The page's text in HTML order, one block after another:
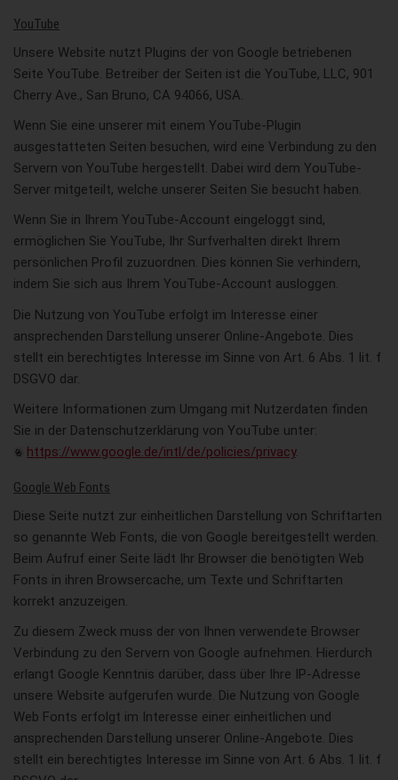
YouTube
Unsere Website nutzt Plugins der von Google betriebenen
Seite YouTube. Betreiber der Seiten ist die YouTube, LLC, 901
Cherry Ave., San Bruno, CA 94066, USA.
Wenn Sie eine unserer mit einem YouTube-Plugin
ausgestatteten Seiten besuchen, wird eine Verbindung zu den
Servern von YouTube hergestellt. Dabei wird dem YouTube-
Server mitgeteilt, welche unserer Seiten Sie besucht haben.
Wenn Sie in Ihrem YouTube-Account eingeloggt sind,
ermöglichen Sie YouTube, Ihr Surfverhalten direkt Ihrem
persönlichen Profil zuzuordnen. Dies können Sie verhindern,
indem Sie sich aus Ihrem YouTube-Account ausloggen.
Die Nutzung von YouTube erfolgt im Interesse einer
ansprechenden Darstellung unserer Online-Angebote. Dies
stellt ein berechtigtes Interesse im Sinne von Art. 6 Abs. 1 lit. f
DSGVO dar.
Weitere Informationen zum Umgang mit Nutzerdaten finden
Sie in der Datenschutzerklärung von YouTube unter:
https://www.google.de/intl/de/policies/privacy.
Google Web Fonts
Diese Seite nutzt zur einheitlichen Darstellung von Schriftarten
so genannte Web Fonts, die von Google bereitgestellt werden.
Beim Aufruf einer Seite lädt Ihr Browser die benötigten Web
Fonts in ihren Browsercache, um Texte und Schriftarten
korrekt anzuzeigen.
Zu diesem Zweck muss der von Ihnen verwendete Browser
Verbindung zu den Servern von Google aufnehmen. Hierdurch
erlangt Google Kenntnis darüber, dass über Ihre IP-Adresse
unsere Website aufgerufen wurde. Die Nutzung von Google
Web Fonts erfolgt im Interesse einer einheitlichen und
ansprechenden Darstellung unserer Online-Angebote. Dies
stellt ein berechtigtes Interesse im Sinne von Art. 6 Abs. 1 lit. f